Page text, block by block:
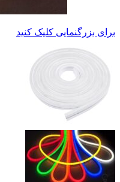
برای بزرگنمایی کلیک کنید